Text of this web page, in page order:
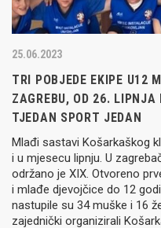
25.06.2023
TRI POBJEDE EKIPE U12
ZAGREBU, OD 26.
TJEDAN SPORT JEDAN
Mlađi sastavi Košarkaškog
i u mjesecu lipnju. U
održano je XIX. Otvoreno
i mlađe djevojčice do 12
nastupile su 34 muške i 16
zajednički organizirali